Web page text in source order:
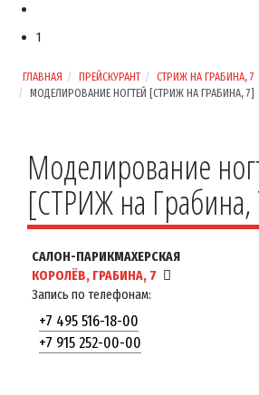
1
ГЛАВНАЯ ПРЕЙСКУРАНТ
СТРИЖ НА ГРАБИНА, 7
МОДЕЛИРОВАНИЕ НОГТЕЙ [СТРИЖ НА ГРАБИНА, 7]
Моделирование
[СТРИЖ на
САЛОН-ПАРИКМАХЕРСКАЯ
КОРОЛЁВ, ГРАБИНА, 7
Запись по телефонам:
+7 495 516-18-00
+7 915 252-00-00